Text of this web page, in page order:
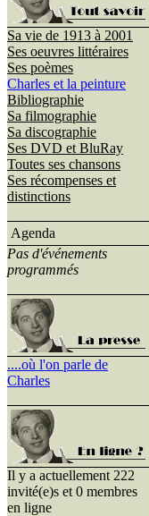
Sa vie de 1913 à 2001
Ses oeuvres littéraires
Ses poèmes
Charles et la peinture
Bibliographie
Sa filmographie
Sa discographie
Ses DVD et BluRay
Toutes ses chansons
Ses récompenses et
distinctions
Agenda
Pas d'événements
programmés
....où l'on parle de
Charles
Il y a actuellement 222
invité(e)s et 0 membres
en ligne